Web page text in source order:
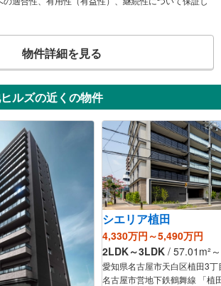
物件詳細を見る
ルズの近くの物件
シエリア植田
4,330万円～5,490万円
2LDK～3LDK / 57.01 m²
愛知県名古屋市天白区植田3丁
名古屋市営地下鉄鶴舞線 「植